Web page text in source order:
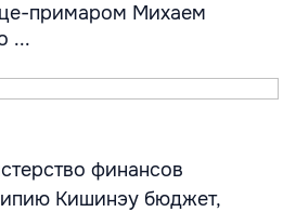
примаром Михаем
...
финансов
Кишинэу бюджет,